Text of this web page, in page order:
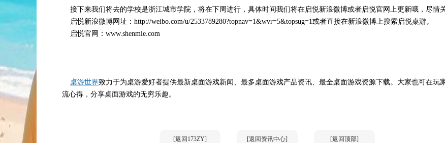
接下来我们将去的学校是浙江城市学院，将在下周进行，具体时间我们将在启悦新浪微博或者启悦官网上更新哦，尽情
启悦新浪微博网址：http://weibo.com/u/2533789280?topnav=1&wvr=5&topsug=1或者直接在新浪微博上搜索启悦桌游。
启悦官网：www.shenmie.com
桌游世界致力于为桌游爱好者提供最新桌面游戏新闻、最多桌面游戏产品资讯、最全桌面游戏资源下载。大家也可在玩
流心得，分享桌面游戏的无穷乐趣。
[返回173ZY] [返回资讯中心] [返回顶部]